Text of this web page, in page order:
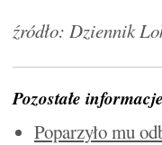
źródło: Dziennik
Pozostałe
Poparzyło mu